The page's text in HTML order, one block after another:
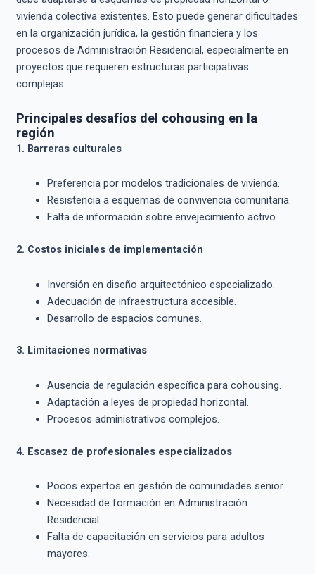
vivienda colectiva existentes. Esto puede generar dificultades
en la organización jurídica, la gestión financiera y los
procesos de Administración Residencial, especialmente en
proyectos que requieren estructuras participativas
complejas.
Principales desafíos del cohousing en la
región
1. Barreras culturales
Preferencia por modelos tradicionales de vivienda.
Resistencia a esquemas de convivencia comunitaria.
Falta de información sobre envejecimiento activo.
2. Costos iniciales de implementación
Inversión en diseño arquitectónico especializado.
Adecuación de infraestructura accesible.
Desarrollo de espacios comunes.
3. Limitaciones normativas
Ausencia de regulación específica para cohousing.
Adaptación a leyes de propiedad horizontal.
Procesos administrativos complejos.
4. Escasez de profesionales especializados
Pocos expertos en gestión de comunidades senior.
Necesidad de formación en Administración
Residencial.
Falta de capacitación en servicios para adultos
mayores.